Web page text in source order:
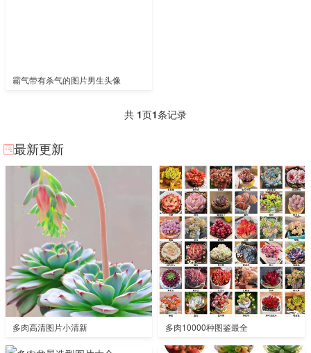
霸气带有杀气的图片男生头像
共 1页1条记录
最新更新
多肉高清图片小清新 多肉10000种图鉴最全